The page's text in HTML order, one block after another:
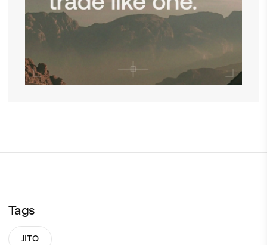
Tags
JITO